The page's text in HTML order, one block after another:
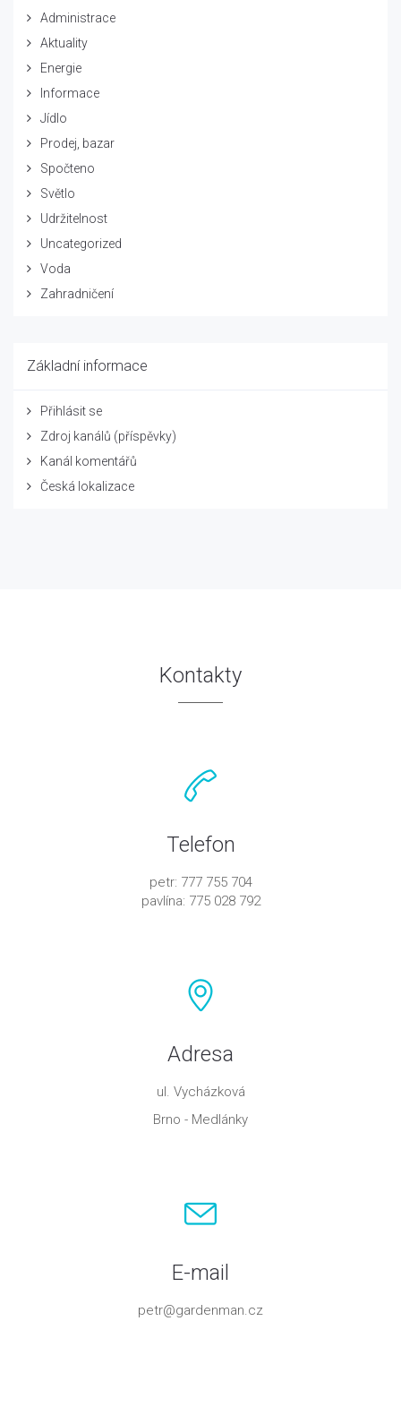
Administrace
Aktuality
Energie
Informace
Jídlo
Prodej, bazar
Spočteno
Světlo
Udržitelnost
Uncategorized
Voda
Zahradničení
Základní informace
Přihlásit se
Zdroj kanálů (příspěvky)
Kanál komentářů
Česká lokalizace
Kontakty
Telefon
petr: 777 755 704
pavlína: 775 028 792
Adresa
ul. Vycházková
Brno - Medlánky
E-mail
petr@gardenman.cz